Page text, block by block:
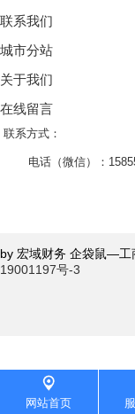
联系我们
城市分站
关于我们
在线留言
联系方式：
电话（微信）：
by 宏域财务 企袋鼠—工
19001197号-3
网站首页